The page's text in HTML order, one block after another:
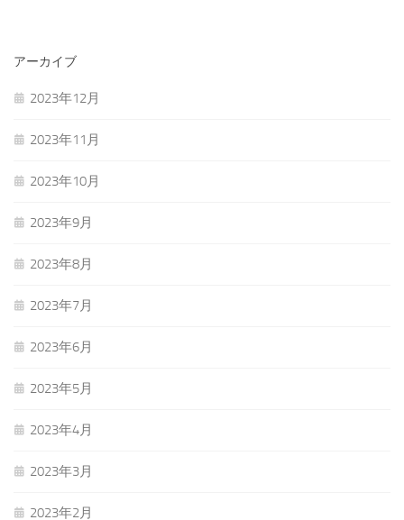
アーカイブ
2023年12月
2023年11月
2023年10月
2023年9月
2023年8月
2023年7月
2023年6月
2023年5月
2023年4月
2023年3月
2023年2月